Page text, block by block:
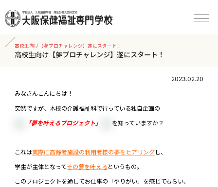
高校生向け【夢プロチャレンジ】遂にスタート！
高校生向け【夢プロチャレンジ】遂にスタート！
2023.02.20
みなさんこんにちは！
突然ですが、本校の介護福祉科で行っている独自企画の
「夢を叶えるプロジェクト」 を知っていますか？
これは実際に高齢者施設の利用者様の夢をヒアリング し、
学生が主体となってその夢を叶える というもの。
このプロジェクトを通してお仕事の「やりがい」を感じてもらい、